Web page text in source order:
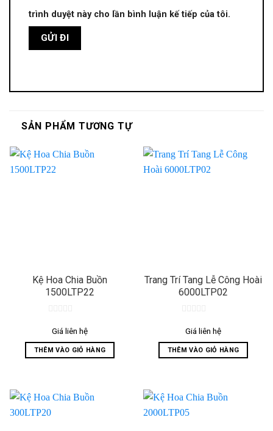
trình duyệt này cho lần bình luận kế tiếp của tôi.
SẢN PHẨM TƯƠNG TỰ
Kệ Hoa Chia Buồn
1500LTP22
out
5
Giá liên hệ
THÊM VÀO GIỎ HÀNG
Trang Trí Tang Lễ Công Hoài
6000LTP02
out
5
Giá liên hệ
THÊM VÀO GIỎ HÀNG